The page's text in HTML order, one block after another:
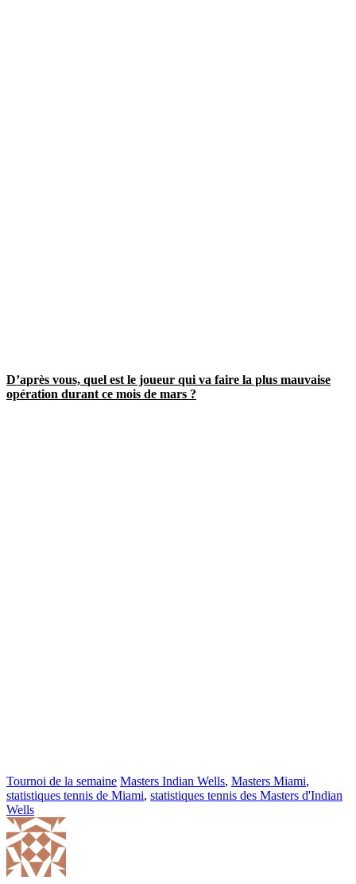
D’après vous, quel est le joueur qui va faire la plus mauvaise
opération durant ce mois de mars ?
Tournoi de la semaine Masters Indian Wells, Masters Miami,
statistiques tennis de Miami, statistiques tennis des Masters d'Indian
Wells